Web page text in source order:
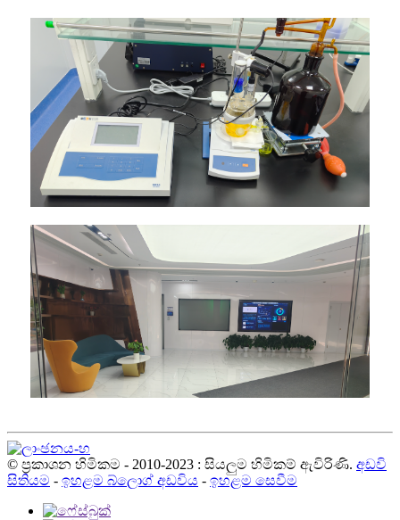
© ප්‍රකාශන හිමිකම - 2010-2023 : සියලුම හිමිකම් ඇවිරිණි. අඩවි
සිතියම - ඉහළම බ්ලොග් අඩවිය - ඉහළම සෙවීම